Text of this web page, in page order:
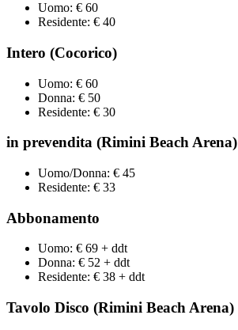
Uomo: € 60
Residente: € 40
Intero (Cocorico)
Uomo: € 60
Donna: € 50
Residente: € 30
in prevendita (Rimini Beach Arena)
Uomo/Donna: € 45
Residente: € 33
Abbonamento
Uomo: € 69 + ddt
Donna: € 52 + ddt
Residente: € 38 + ddt
Tavolo Disco (Rimini Beach Arena)